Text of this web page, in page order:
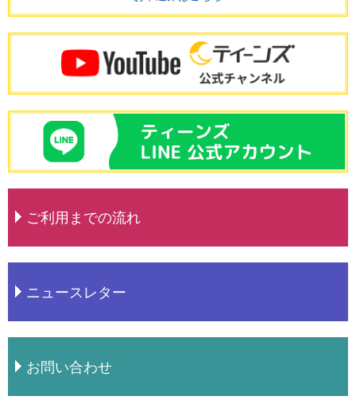
ご利用までの流れ
ニュースレター
お問い合わせ